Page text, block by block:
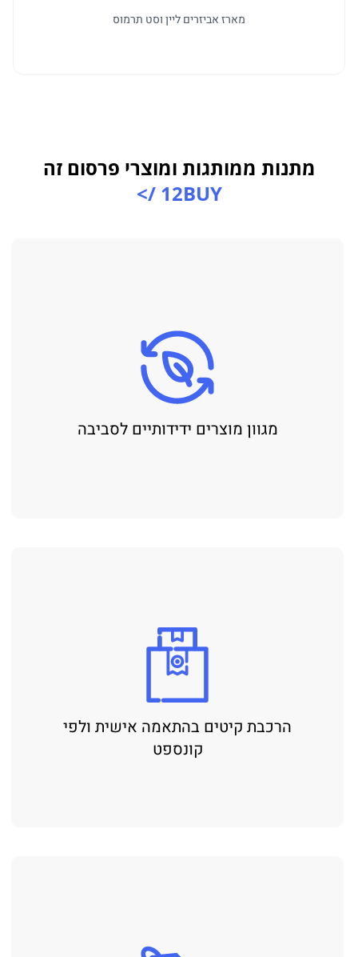
מארז אביזרים ליין וסט תרמוס
מתנות ממותגות ומוצרי פרסום זה
12BUY />
מגוון מוצרים ידידותיים לסביבה
הרכבת קיטים בהתאמה אישית ולפי
קונספט